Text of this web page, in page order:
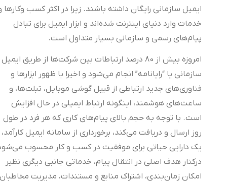
ایمیل سازمانی رایگان داشته باشند. زیرا در اکثر کسب وکارها و
خدمات وارد دنیای اینترنت شده‌اند و ابزار ایمیل برای تبادل
پیام‌های رسمی و سازمانی بسیار متداول است.
امروزه بیش از 80 درصد ارتباطات بین شرکت‌ها از طریق ایمیل
سازمانی یا “رایانامه” انجام می‌شود و اخیرا با ظهور ابزارها و
فناوری‌های جدید ارتباطی از قبیل گوشی موبایل، تبلت‌ها، و
ساعت‌های هوشمند، اینگونه ارتباط ایمیلی در حال افزایش
است. با توجه به حجم بالای پیام‌های کاری که هر فرد در طول
روز ارسال و دریافت می‌کند، برخورداری از سامانه ایمیل کارآمد،
یک دارایی‌ حیاتی برای موفقیت در کسب و کار محسوب می‌شود.
درکنار هدف اصلی در انتقال پیام، خدماتی جانبی دیگری نظیر
امکان زمان‌بندی، اشتراک منابع و مستندات، مدیریت مخاطبان،